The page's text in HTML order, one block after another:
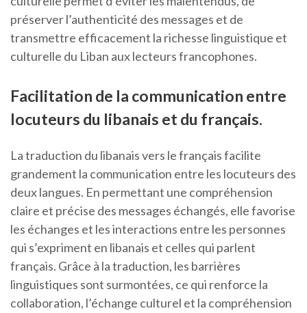
préserver l’authenticité des messages et de
transmettre efficacement la richesse linguistique et
culturelle du Liban aux lecteurs francophones.
Facilitation de la communication entre
locuteurs du libanais et du français.
La traduction du libanais vers le français facilite
grandement la communication entre les locuteurs des
deux langues. En permettant une compréhension
claire et précise des messages échangés, elle favorise
les échanges et les interactions entre les personnes
qui s’expriment en libanais et celles qui parlent
français. Grâce à la traduction, les barrières
linguistiques sont surmontées, ce qui renforce la
collaboration, l’échange culturel et la compréhension